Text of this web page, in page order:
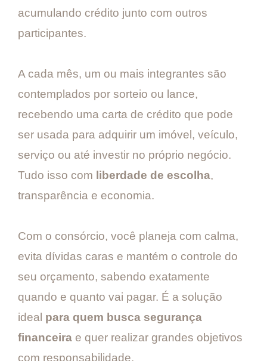
acumulando crédito junto com outros
participantes.
A cada mês, um ou mais integrantes são
contemplados por sorteio ou lance,
recebendo uma carta de crédito que pode
ser usada para adquirir um imóvel, veículo,
serviço ou até investir no próprio negócio.
Tudo isso com liberdade de escolha,
transparência e economia.
Com o consórcio, você planeja com calma,
evita dívidas caras e mantém o controle do
seu orçamento, sabendo exatamente
quando e quanto vai pagar. É a solução
ideal para quem busca segurança
financeira e quer realizar grandes objetivos
com responsabilidade.